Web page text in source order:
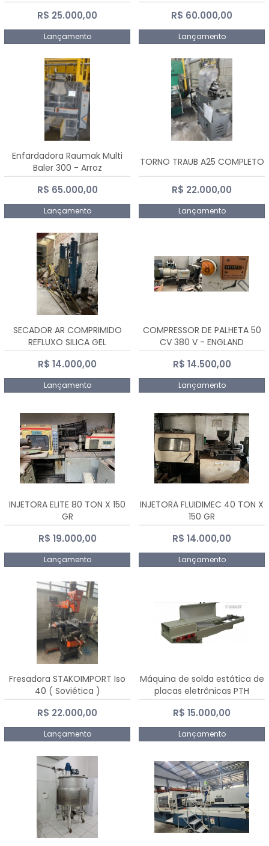
R$ 25.000,00
Lançamento
R$ 60.000,00
Lançamento
Enfardadora Raumak Multi
Baler 300 - Arroz
R$ 65.000,00
Lançamento
TORNO TRAUB A25 COMPLETO
R$ 22.000,00
Lançamento
SECADOR AR COMPRIMIDO
REFLUXO SILICA GEL
R$ 14.000,00
Lançamento
COMPRESSOR DE PALHETA 50
CV 380 V - ENGLAND
R$ 14.500,00
Lançamento
INJETORA ELITE 80 TON X 150
GR
R$ 19.000,00
Lançamento
INJETORA FLUIDIMEC 40 TON X
150 GR
R$ 14.000,00
Lançamento
Fresadora STAKOIMPORT Iso
40 ( Soviética )
R$ 22.000,00
Lançamento
Máquina de solda estática de
placas eletrônicas PTH
DIALSAT
R$ 15.000,00
Lançamento